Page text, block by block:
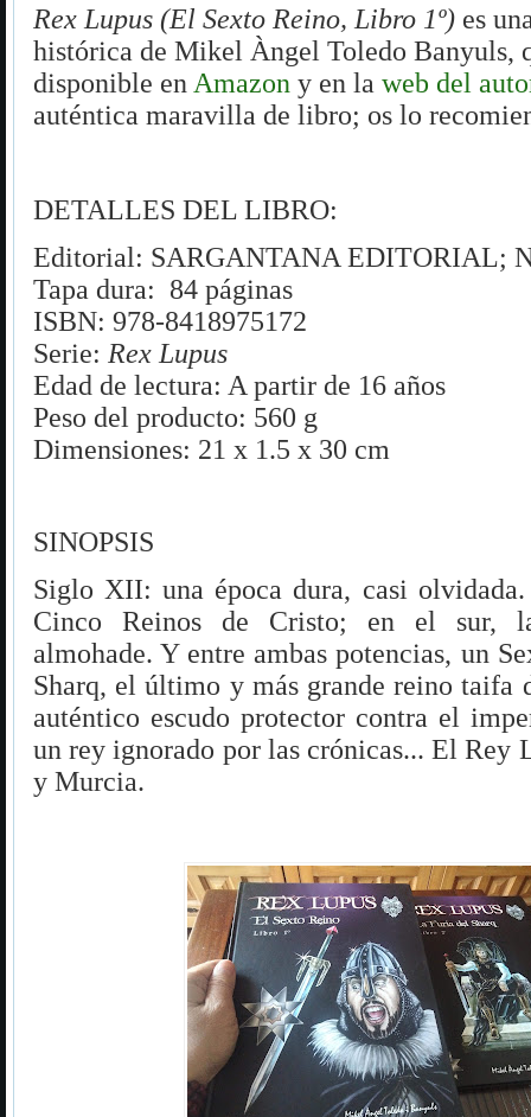
Rex Lupus (El Sexto Reino, Libro 1º) es
histórica de Mikel Àngel Toledo Banyuls,
disponible en Amazon y en la web del
auténtica maravilla de libro; os lo
DETALLES DEL LIBRO:
Editorial: ‎SARGANTANA EDITORIAL;
Tapa dura: ‎ 84 páginas
ISBN: 978-8418975172
Serie: Rex Lupus
Edad de lectura: A partir de 16 años
Peso del producto: 560 g
Dimensiones: ‎21 x 1.5 x 30 cm
SINOPSIS
Siglo XII: una época dura, casi
Cinco Reinos de Cristo; en el sur,
almohade. Y entre ambas potencias, un
Sharq, el último y más grande reino taifa
auténtico escudo protector contra el
un rey ignorado por las crónicas... El Rey
y Murcia.